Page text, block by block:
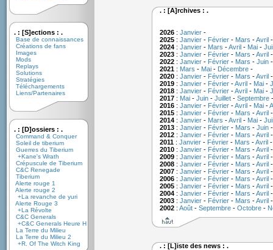
. : [S]ections : .
Base de connaissances
Créations de fans
Images
Mods
Replays
Solutions
Stratégies
Téléchargements
Liens/Partenaires
. : [D]ossiers : .
Command & Conquer
Soleil de tiberium
Guerres du Tiberium
+Kane's Wrath
Crépuscule de Tiberium
C&C Renegade
Tiberium
Alerte rouge 1
Alerte rouge 2
+La revanche de yuri
Alerte Rouge 3
+La Révolte
C&C Generals
+C&C Generals Heure H
La Terre du Milieu
La Terre du Milieu 2
+R. Of The Witch King
. : [A]rchives : .
2026: Janvier-
2025: Janvier- Février- Mars -Avril
2024: Janvier- Mars -Avril- Mai-
2023: Janvier- Février- Mars -Avril
2022: Janvier- Février- Mars - Juin
2021: Mars - Mai- Décembre-
2020: Janvier- Février- Mars -Avril
2019: Janvier- Février-Avril- Mai-
2018: Janvier- Février-Avril- Mai-
2017: Mai- Juin- Juillet- Septembre
2016: Janvier- Février-Avril- Mai-
2015: Janvier- Février- Mars -Avril
2014: Janvier- Mars -Avril- Mai-
2013: Janvier- Février- Mars - Juin
2012: Janvier- Février- Mars -Avril
2011: Janvier- Février- Mars -Avril
2010: Janvier- Février- Mars -Avril
2009: Janvier- Février- Mars -Avril
2008: Janvier- Février- Mars -Avril
2007: Janvier- Février- Mars -Avril
2006: Janvier- Février- Mars -Avril
2005: Janvier- Février- Mars -Avril
2004: Janvier- Février- Mars -Avril
2003: Janvier- Février- Mars -Avril
2002: Août- Septembre- Octobre-
. : [L]iste des news : .